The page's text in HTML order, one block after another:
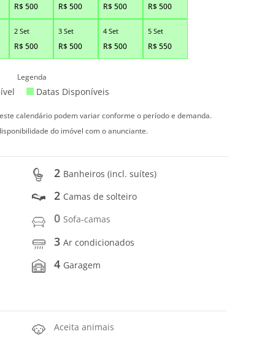
R$500 R$500 R$500 R$500
2 Set
R$500
3 Set
R$500
4 Set
R$500
5 Set
R$550
Legenda
Datas Disponíveis
calendário podem variar conforme o período e demanda.
do imóvel com o anunciante.
2 Banheiros (incl. suítes)
2 Camas de solteiro
0 Sofa-camas
3Ar condicionados
4 Garagem
Aceita animais